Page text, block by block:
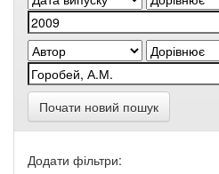
Почати новий пошук
Додати фільтри: